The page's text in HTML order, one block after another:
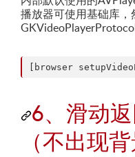
播放器可使用基础库
6、滑动
（不出现